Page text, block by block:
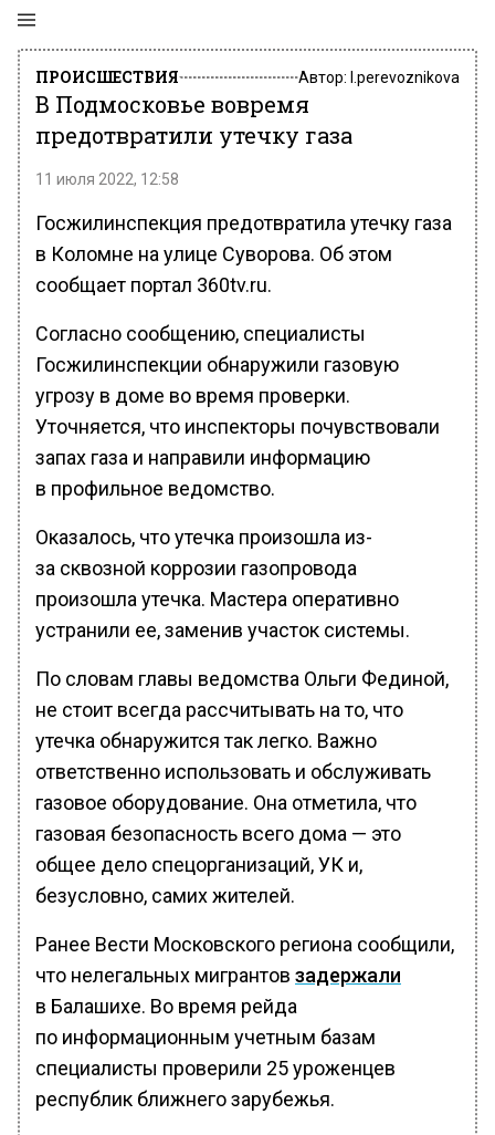
ПРОИСШЕСТВИЯ Автор: l.perevoznikova
В Подмосковье вовремя
предотвратили утечку газа
11 июля 2022, 12:58
Госжилинспекция предотвратила утечку газа
в Коломне на улице Суворова. Об этом
сообщает портал 360tv.ru.
Согласно сообщению, специалисты
Госжилинспекции обнаружили газовую
угрозу в доме во время проверки.
Уточняется, что инспекторы почувствовали
запах газа и направили информацию
в профильное ведомство.
Оказалось, что утечка произошла из-
за сквозной коррозии газопровода
произошла утечка. Мастера оперативно
устранили ее, заменив участок системы.
По словам главы ведомства Ольги Фединой,
не стоит всегда рассчитывать на то, что
утечка обнаружится так легко. Важно
ответственно использовать и обслуживать
газовое оборудование. Она отметила, что
газовая безопасность всего дома — это
общее дело спецорганизаций, УК и,
безусловно, самих жителей.
Ранее Вести Московского региона сообщили,
что нелегальных мигрантов задержали
в Балашихе. Во время рейда
по информационным учетным базам
специалисты проверили 25 уроженцев
республик ближнего зарубежья.